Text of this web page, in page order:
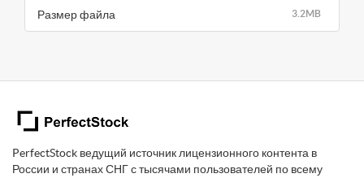
3.2MB
Размер файла
PerfectStock ведущий источник лицензионного контента в
России и странах СНГ с тысячами пользователей по всему